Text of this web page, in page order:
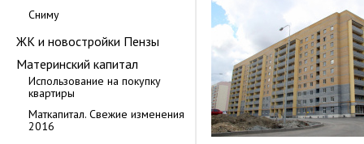
Сниму
ЖК и новостройки Пензы
Материнский капитал
Использование на покупку
квартиры
Маткапитал. Свежие изменения
2016